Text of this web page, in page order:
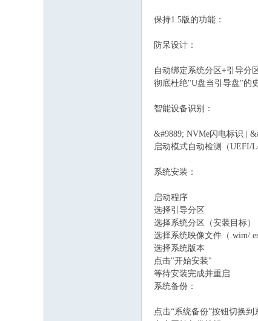
保持1.5版的功能：
防呆设计：
自动绑定系统分区+引导分
彻底杜绝"U盘当引导盘"的
智能设备识别：
&#9889; NVMe闪电标识 |
启动模式自动检测（UEFI/
系统安装：
启动程序
选择引导分区
选择系统分区（安装目标）
选择系统映像文件（.wim/
选择系统版本
点击"开始安装"
等待安装完成并重启
系统备份：
点击“系统备份”按钮切换到